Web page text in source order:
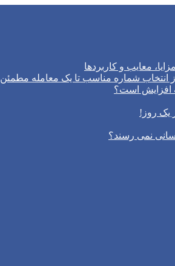
معایب و کاربردها
انتخاب شماره مناسب تا یک معامله مطمئن
افزایش است؟
نمی‌ رسند؟